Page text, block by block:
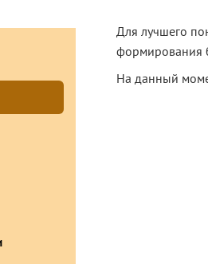
Для лучшего
формирования
На данный